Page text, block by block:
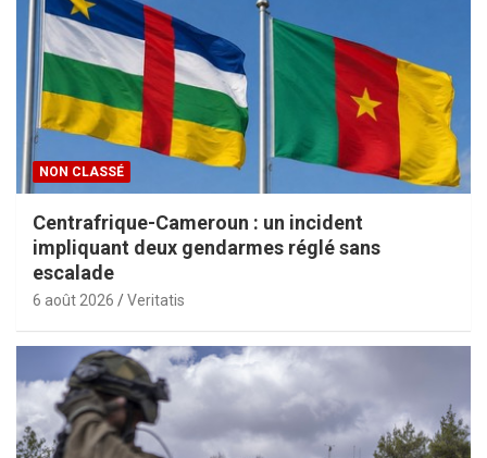
NON CLASSÉ
Centrafrique-Cameroun : un incident
impliquant deux gendarmes réglé sans
escalade
6 août 2026 Veritatis